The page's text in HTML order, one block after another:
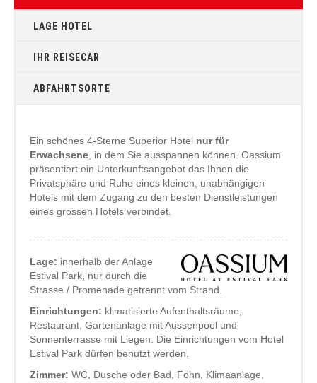
LAGE HOTEL
IHR REISECAR
ABFAHRTSORTE
Ein schönes 4-Sterne Superior Hotel nur für
Erwachsene , in dem Sie ausspannen können. Oassium
präsentiert ein Unterkunftsangebot das Ihnen die
Privatsphäre und Ruhe eines kleinen, unabhängigen
Hotels mit dem Zugang zu den besten Dienstleistungen
eines grossen Hotels verbindet.
Lage: innerhalb der Anlage
Estival Park, nur durch die
Strasse / Promenade getrennt vom Strand.
Einrichtungen: klimatisierte Aufenthaltsräume,
Restaurant, Gartenanlage mit Aussenpool und
Sonnenterrasse mit Liegen. Die Einrichtungen vom Hotel
Estival Park dürfen benutzt werden.
Zimmer: WC, Dusche oder Bad, Föhn, Klimaanlage,